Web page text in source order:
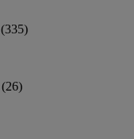
(335)
(26)